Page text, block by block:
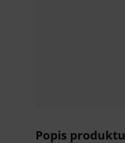
Popis produktu